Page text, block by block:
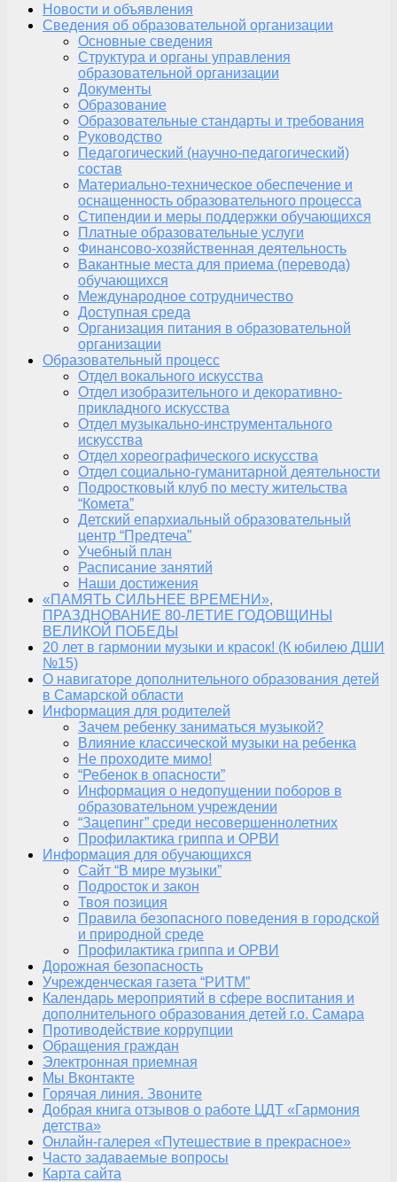
Новости и объявления
Сведения об образовательной организации
Основные сведения
Структура и органы управления
образовательной организации
Документы
Образование
Образовательные стандарты и требования
Руководство
Педагогический (научно-педагогический)
состав
Материально-техническое обеспечение и
оснащенность образовательного процесса
Стипендии и меры поддержки обучающихся
Платные образовательные услуги
Финансово-хозяйственная деятельность
Вакантные места для приема (перевода)
обучающихся
Международное сотрудничество
Доступная среда
Организация питания в образовательной
организации
Образовательный процесс
Отдел вокального искусства
Отдел изобразительного и декоративно-
прикладного искусства
Отдел музыкально-инструментального
искусства
Отдел хореографического искусства
Отдел социально-гуманитарной деятельности
Подростковый клуб по месту жительства
“Комета”
Детский епархиальный образовательный
центр “Предтеча”
Учебный план
Расписание занятий
Наши достижения
«ПАМЯТЬ СИЛЬНЕЕ ВРЕМЕНИ»,
ПРАЗДНОВАНИЕ 80-ЛЕТИЕ ГОДОВЩИНЫ
ВЕЛИКОЙ ПОБЕДЫ
20 лет в гармонии музыки и красок! (К юбилею ДШИ
№15)
О навигаторе дополнительного образования детей
в Самарской области
Информация для родителей
Зачем ребенку заниматься музыкой?
Влияние классической музыки на ребенка
Не проходите мимо!
“Ребенок в опасности”
Информация о недопущении поборов в
образовательном учреждении
“Зацепинг” среди несовершеннолетних
Профилактика гриппа и ОРВИ
Информация для обучающихся
Сайт “В мире музыки”
Подросток и закон
Твоя позиция
Правила безопасного поведения в городской
и природной среде
Профилактика гриппа и ОРВИ
Дорожная безопасность
Учрежденческая газета “РИТМ”
Календарь мероприятий в сфере воспитания и
дополнительного образования детей г.о. Самара
Противодействие коррупции
Обращения граждан
Электронная приемная
Мы Вконтакте
Горячая линия. Звоните
Добрая книга отзывов о работе ЦДТ «Гармония
детства»
Онлайн-галерея «Путешествие в прекрасное»
Часто задаваемые вопросы
Карта сайта